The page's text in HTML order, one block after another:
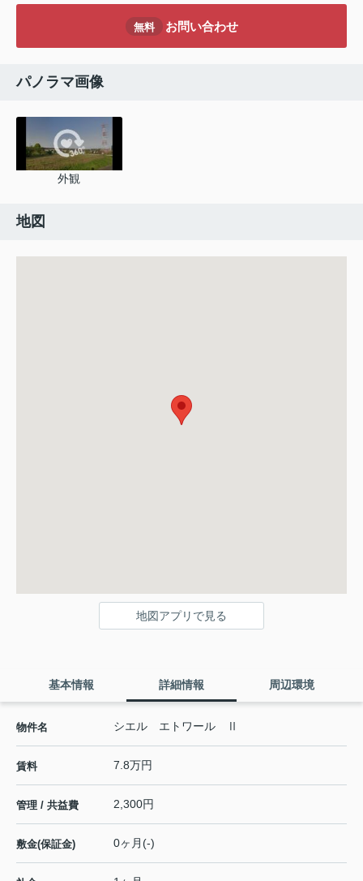
無料 お問い合わせ
パノラマ画像
外観
地図
地図アプリで見る
基本情報 詳細情報 周辺環境
物件名 シエル エトワール Ⅱ
賃料 7.8万円
管理 / 共益費 2,300円
敷金(保証金) 0ヶ月(-)